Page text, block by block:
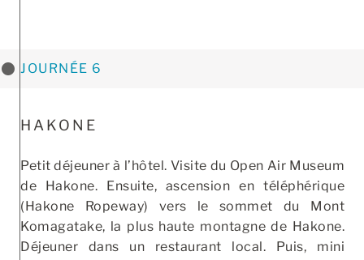
JOURNÉE 6
HAKONE
Petit déjeuner à l’hôtel. Visite du Open Air Museum
de Hakone. Ensuite, ascension en téléphérique
(Hakone Ropeway) vers le sommet du Mont
Komagatake, la plus haute montagne de Hakone.
Déjeuner dans un restaurant local. Puis, mini